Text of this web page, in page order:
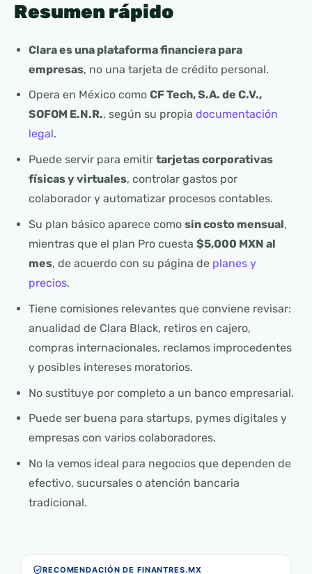
Resumen rápido
Clara es una plataforma financiera para
empresas, no una tarjeta de crédito personal.
Opera en México como CF Tech, S.A. de C.V.,
SOFOM E.N.R., según su propia documentación
legal.
Puede servir para emitir tarjetas corporativas
físicas y virtuales, controlar gastos por
colaborador y automatizar procesos contables.
Su plan básico aparece como sin costo mensual,
mientras que el plan Pro cuesta $5,000 MXN al
mes, de acuerdo con su página de planes y
precios.
Tiene comisiones relevantes que conviene revisar:
anualidad de Clara Black, retiros en cajero,
compras internacionales, reclamos improcedentes
y posibles intereses moratorios.
No sustituye por completo a un banco empresarial.
Puede ser buena para startups, pymes digitales y
empresas con varios colaboradores.
No la vemos ideal para negocios que dependen de
efectivo, sucursales o atención bancaria
tradicional.
RECOMENDACIÓN DE FINANTRES.MX